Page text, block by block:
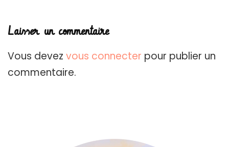
Laisser un commentaire
Vous devez vous connecter pour publier un
commentaire.